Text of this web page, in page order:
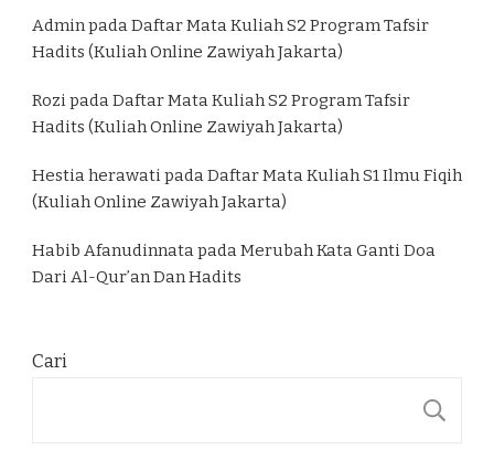
AdminpadaDaftar Mata Kuliah S2 Program Tafsir
Hadits (Kuliah Online Zawiyah Jakarta)
RozipadaDaftar Mata Kuliah S2 Program Tafsir
Hadits (Kuliah Online Zawiyah Jakarta)
Hestia herawatipadaDaftar Mata Kuliah S1 Ilmu Fiqih
(Kuliah Online Zawiyah Jakarta)
Habib AfanudinnatapadaMerubah Kata Ganti Doa
Dari Al-Qur’an Dan Hadits
Cari